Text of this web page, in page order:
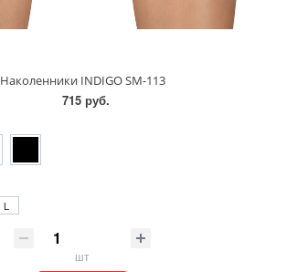
Наколенники INDIGO SM-113
715 руб.
L
шт